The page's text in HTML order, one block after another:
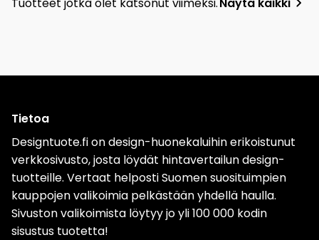
Tietoa
Designtuote.fi on design-huonekaluihin erikoistunut
verkkosivusto, josta löydät hintavertailun design-
tuotteille. Vertaat helposti Suomen suosituimpien
kauppojen valikoimia pelkästään yhdellä haulla.
Sivuston valikoimista löytyy jo yli 100 000 kodin
sisustus tuotetta!